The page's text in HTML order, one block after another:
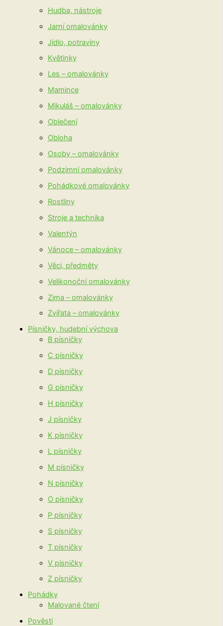
Hudba, nástroje
Jarní omalovánky
Jídlo, potraviny
Květinky
Les – omalovánky
Mamince
Mikuláš – omalovánky
Oblečení
Obloha
Osoby – omalovánky
Podzimní omalovánky
Pohádkové omalovánky
Rostliny
Stroje a technika
Valentýn
Vánoce – omalovánky
Věci, předměty
Velikonoční omalovánky
Zima – omalovánky
Zvířata – omalovánky
Písničky, hudební výchova
B písničky
C písničky
D písničky
G písničky
H písničky
J písničky
K písničky
L písničky
M písničky
N písničky
O písničky
P písničky
S písničky
T písničky
V písničky
Z písničky
Pohádky
Malované čtení
Pověsti